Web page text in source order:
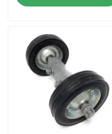
Videos
Over ons